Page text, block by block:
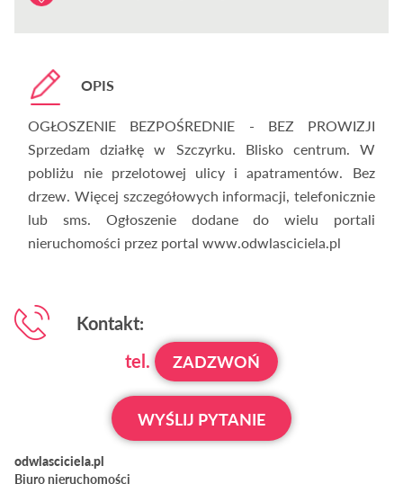
OPIS
OGŁOSZENIE BEZPOŚREDNIE - BEZ PROWIZJI
Sprzedam działkę w Szczyrku. Blisko centrum. W
pobliżu nie przelotowej ulicy i apatramentów. Bez
drzew. Więcej szczegółowych informacji, telefonicznie
lub sms. Ogłoszenie dodane do wielu portali
nieruchomości przez portal www.odwlasciciela.pl
Kontakt:
tel.
ZADZWOŃ
WYŚLIJ PYTANIE
odwlasciciela.pl
Biuro nieruchomości